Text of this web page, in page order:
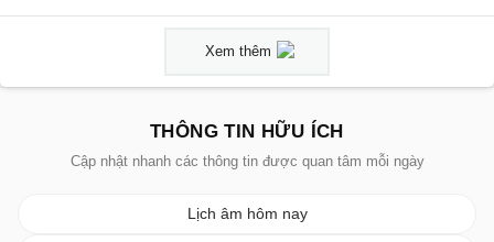
Xem thêm
THÔNG TIN HỮU ÍCH
Cập nhật nhanh các thông tin được quan tâm mỗi ngày
Lịch âm hôm nay